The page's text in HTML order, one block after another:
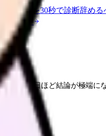
場の悩みを30秒で診断辞める
。進む
つらい日ほど結論が極端に